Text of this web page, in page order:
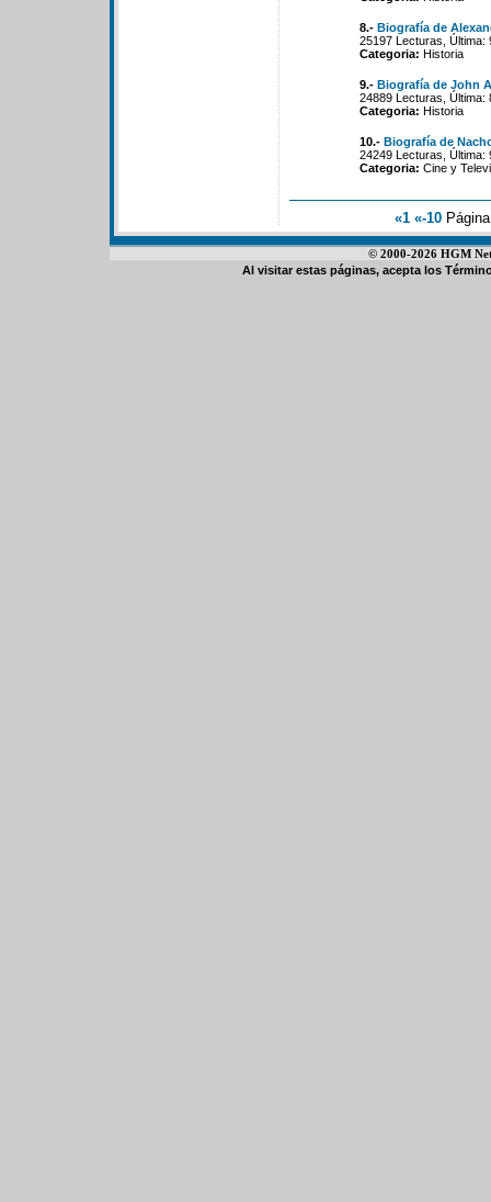
8.- Biografía de
25197 Lecturas, Última:
Categoria: Historia
9.- Biografía de John
24889 Lecturas, Última:
Categoria: Historia
10.- Biografía de
24249 Lecturas, Última:
Categoria: Cine y
«1 «-10
© 2000-2026 HGM
Al visitar estas páginas, acepta los